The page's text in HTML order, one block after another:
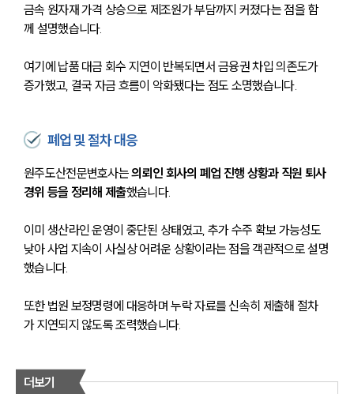
금속 원자재 가격 상승으로 제조원가 부담까지 커졌다는 점을 함
께 설명했습니다.
여기에 납품 대금 회수 지연이 반복되면서 금융권 차입 의존도가
증가했고, 결국 자금 흐름이 악화됐다는 점도 소명했습니다.
폐업 및 절차 대응
원주도산전문변호사는 의뢰인 회사의 폐업 진행 상황과 직원 퇴사
경위 등을 정리해 제출했습니다.
이미 생산라인 운영이 중단된 상태였고, 추가 수주 확보 가능성도
낮아 사업 지속이 사실상 어려운 상황이라는 점을 객관적으로 설명
했습니다.
또한 법원 보정명령에 대응하며 누락 자료를 신속히 제출해 절차
가 지연되지 않도록 조력했습니다.
더보기